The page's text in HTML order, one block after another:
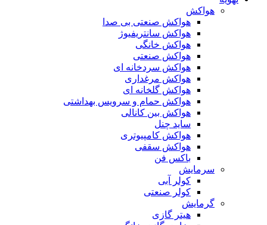
هواکش
هواکش صنعتی بی صدا
هواکش سانتریفیوژ
هواکش خانگی
هواکش صنعتی
هواکش سردخانه ای
هواکش مرغداری
هواکش گلخانه ای
هواکش حمام و سرویس بهداشتی
هواکش بین کانالی
ساید چنل
هواکش کامپیوتری
هواکش سقفی
باکس فن
سرمایش
کولر آبی
کولر صنعتی
گرمایش
هیتر گازی